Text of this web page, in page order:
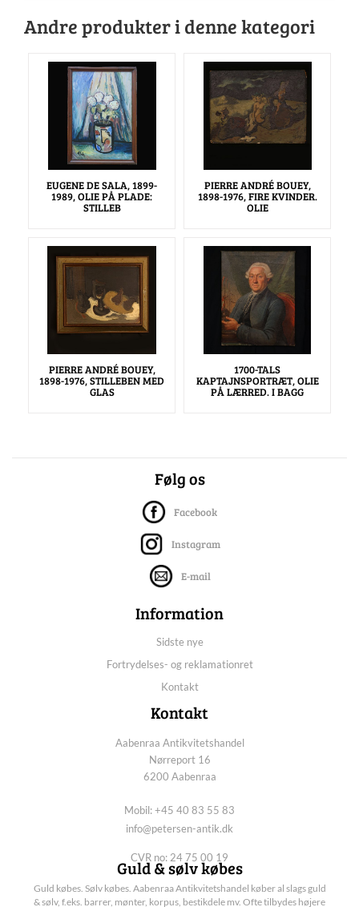
Andre produkter i denne kategori
EUGENE DE SALA, 1899-
1989, OLIE PÅ PLADE:
STILLEB
PIERRE ANDRÉ BOUEY,
1898-1976, FIRE KVINDER.
OLIE
PIERRE ANDRÉ BOUEY,
1898-1976, STILLEBEN MED
GLAS
1700-TALS
KAPTAJNSPORTRÆT, OLIE
PÅ LÆRRED. I BAGG
Følg os
Facebook
Instagram
E-mail
Information
Sidste nye
Fortrydelses- og reklamationret
Kontakt
Kontakt
Aabenraa Antikvitetshandel
Nørreport 16
6200 Aabenraa
Mobil: +45 40 83 55 83
info@petersen-antik.dk
CVR no: 24 75 00 19
Guld & sølv købes
Guld købes. Sølv købes. Aabenraa Antikvitetshandel køber al slags guld
& sølv, f.eks. barrer, mønter, korpus, bestikdele mv. Ofte tilbydes højere